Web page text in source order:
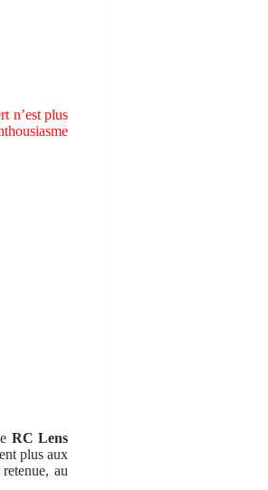
n’est plus
RC Lens
plus aux
au